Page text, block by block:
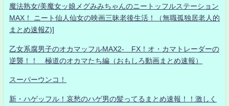
魔法熟女/美魔女ッ娘メグみみちゃんのニートッフルステーション
MAX！ ニート仙人仙女の映画三昧老後生活！（無職孤独居老人的
まとめ速報Z)]
乙女系腐男子のオカマッフルMAX2- FX！オ・カマトレーダーの
逆襲！！ 極道のオカマたち編（おもしろ動画まとめ速報）
スーパーウンコ！
新・ハゲッフル！哀愁のハゲ男の髪ってるまとめ速報！！激しく